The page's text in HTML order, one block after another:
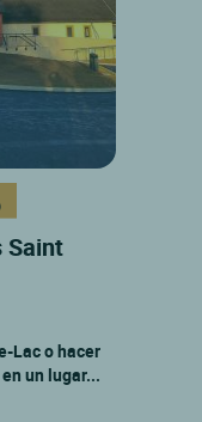
Saint
Lac o hacer
un lugar...